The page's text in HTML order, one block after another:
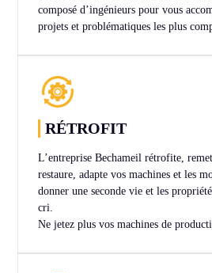
composé d’ingénieurs pour vous
projets et problématiques les plus
RÉTROFIT
L’entreprise Bechameil rétrofite,
restaure, adapte vos machines et les
donner une seconde vie et les
cri.
Ne jetez plus vos machines de